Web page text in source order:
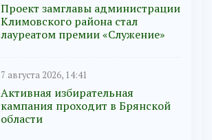
Проект замглавы администрации
Климовского района стал
лауреатом премии «Служение»
7 августа 2026, 14:41
Активная избирательная
кампания проходит в Брянской
области